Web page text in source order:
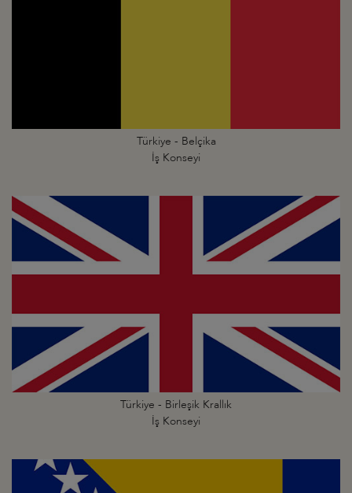
Türkiye - Belçika
İş Konseyi
Türkiye - Birleşik Krallık
İş Konseyi